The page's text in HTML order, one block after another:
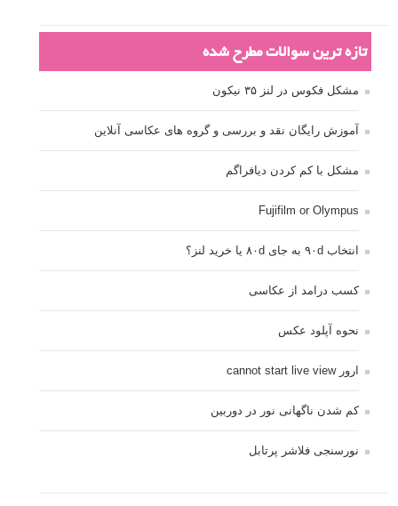
تازه ترین سوالات مطرح شده
مشکل فکوس در لنز ۳۵ نیکون
آموزش رایگان نقد و بررسی و گروه های عکاسی آنلاین
مشکل با کم کردن دیافراگم
Fujifilm or Olympus
انتخاب ۹۰d به جای ۸۰d یا خرید لنز؟
کسب درامد از عکاسی
نحوه آپلود عکس
ارور cannot start live view
کم شدن ناگهانی نور در دوربین
نورسنجی فلاشر پرتابل